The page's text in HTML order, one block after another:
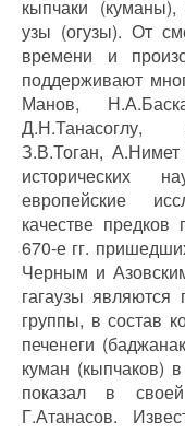
кыпчаки
узы (огузы). От
времени и
поддерживают
Манов,
Д.Н.Танасоглу,
З.В.Тоган,
исторических
европейские
качестве предков
670-е гг.
Черным и
гагаузы являются
группы, в состав
печенеги
куман (кыпчаков) в
показал в
Г.Атанасов.